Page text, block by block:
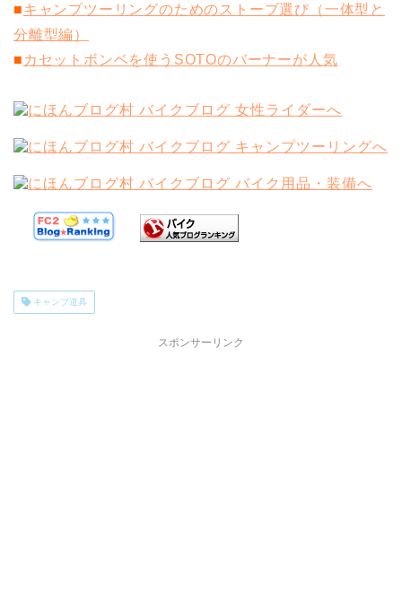
■キャンプツーリングのためのストーブ選び（一体型と
分離型編）
■ カセットボンベを使うSOTOのバーナーが人気
キャンプ道具
スポンサーリンク